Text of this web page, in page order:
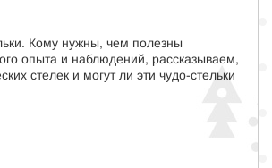
Кому нужны, чем полезны
опыта и наблюдений, рассказываем,
стелек и могут ли эти чудо-стельки